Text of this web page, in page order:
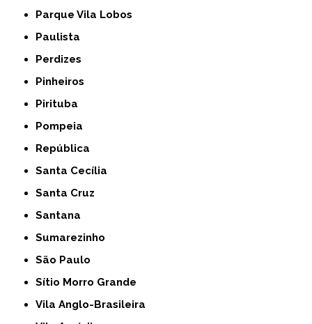
Parque Vila Lobos
Paulista
Perdizes
Pinheiros
Pirituba
Pompeia
República
Santa Cecília
Santa Cruz
Santana
Sumarezinho
São Paulo
Sítio Morro Grande
Vila Anglo-Brasileira